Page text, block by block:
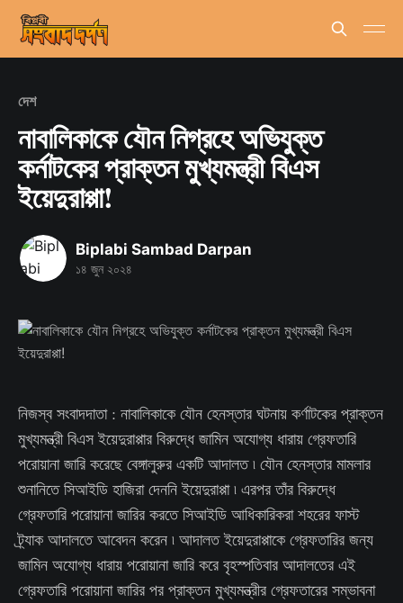
দেশ
নাবালিকাকে যৌন নিগ্রহে অভিযুক্ত
কর্নাটকের প্রাক্তন মুখ্যমন্ত্রী বিএস
ইয়েদুরাপ্পা!
Biplabi Sambad Darpan
১৪ জুন ২০২৪
নিজস্ব সংবাদদাতা : নাবালিকাকে যৌন হেনস্তার ঘটনায় কর্ণাটকের প্রাক্তন
মুখ্যমন্ত্রী বিএস ইয়েদুরাপ্পার বিরুদ্ধে জামিন অযোগ্য ধারায় গ্রেফতারি
পরোয়ানা জারি করেছে বেঙ্গালুরুর একটি আদালত ৷ যৌন হেনস্তার মামলার
শুনানিতে সিআইডি হাজিরা দেননি ইয়েদুরাপ্পা ৷ এরপর তাঁর বিরুদ্ধে
গ্রেফতারি পরোয়ানা জারির করতে সিআইডি আধিকারিকরা শহরের ফাস্ট
ট্র্যাক আদালতে আবেদন করেন ৷ আদালত ইয়েদুরাপ্পাকে গ্রেফতারির জন্য
জামিন অযোগ্য ধারায় পরোয়ানা জারি করে বৃহস্পতিবার আদালতের এই
গ্রেফতারি পরোয়ানা জারির পর প্রাক্তন মুখ্যমন্ত্রীর গ্রেফতারের সম্ভাবনা